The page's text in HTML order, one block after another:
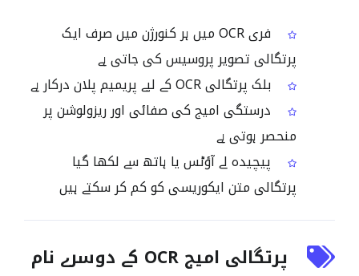
فری OCR میں ہر کنورژن میں صرف ایک
پرتگالی تصویر پروسیس کی جاتی ہے
بلک پرتگالی OCR کے لیے پریمیم پلان درکار ہے
درستگی امیج کی صفائی اور ریزولوشن پر
منحصر ہوتی ہے
پیچیدہ لے آؤٹس یا ہاتھ سے لکھا گیا
پرتگالی متن ایکوریسی کو کم کر سکتے ہیں
پرتگالی امیج OCR کے دوسرے نام